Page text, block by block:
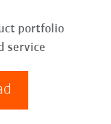
portfolio
service